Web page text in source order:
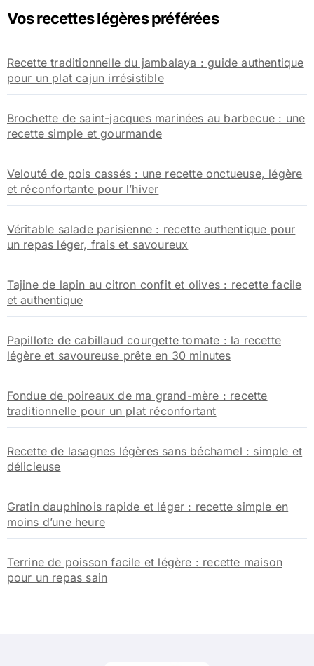
Vos recettes légères préférées
Recette traditionnelle du jambalaya : guide authentique
pour un plat cajun irrésistible
Brochette de saint-jacques marinées au barbecue : une
recette simple et gourmande
Velouté de pois cassés : une recette onctueuse, légère
et réconfortante pour l’hiver
Véritable salade parisienne : recette authentique pour
un repas léger, frais et savoureux
Tajine de lapin au citron confit et olives : recette facile
et authentique
Papillote de cabillaud courgette tomate : la recette
légère et savoureuse prête en 30 minutes
Fondue de poireaux de ma grand-mère : recette
traditionnelle pour un plat réconfortant
Recette de lasagnes légères sans béchamel : simple et
délicieuse
Gratin dauphinois rapide et léger : recette simple en
moins d’une heure
Terrine de poisson facile et légère : recette maison
pour un repas sain